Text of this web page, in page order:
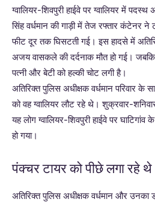
ग्वालियर-शिवपुरी हाईवे पर ग्वालियर में
सिंह वर्धमान की गाड़ी में तेज रफ्तार कंटेनर ने
फीट दूर तक घिसटती गई। इस हादसे में
अजय वासकले की दर्दनाक मौत हो गई।
पत्नी और बेटी को हल्की चोट लगी है।
अतिरिक्त पुलिस अधीक्षक वर्धमान परिवार के
को वह ग्वालियर लौट रहे थे। शुक्रवार-
यह लोग ग्वालियर-शिवपुरी हाईवे पर
हो गया।
पंक्चर टायर को पीछे लगा रहे थे
अतिरिक्त पुलिस अधीक्षक वर्धमान और उनका